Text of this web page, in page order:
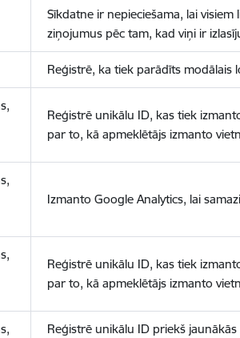
Sīkdatne ir nepieciešama, lai
ziņojumus pēc tam, kad viņi ir
Reģistrē, ka tiek parādīts modālais
Reģistrē unikālu ID, kas tiek
par to, kā apmeklētājs izmanto
Izmanto Google Analytics, lai
Reģistrē unikālu ID, kas tiek
par to, kā apmeklētājs izmanto
Reģistrē unikālu ID priekš jaunākās